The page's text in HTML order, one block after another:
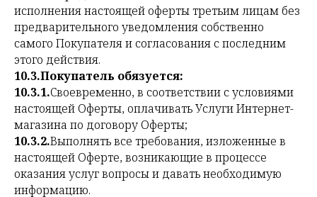
исполнения настоящей оферты третьим лицам без
предварительного уведомления собственно
самого Покупателя и согласования с последним
этого действия.
10.3.Покупатель обязуется:
10.3.1.Своевременно, в соответствии с условиями
настоящей Оферты, оплачивать Услуги Интернет-
магазина по договору Оферты;
10.3.2.Выполнять все требования, изложенные в
настоящей Оферте, возникающие в процессе
оказания услуг вопросы и давать необходимую
информацию.